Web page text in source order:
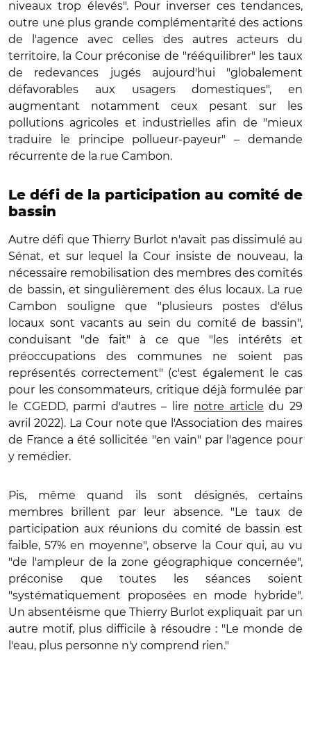
niveaux trop élevés". Pour inverser ces tendances,
outre une plus grande complémentarité des actions
de l'agence avec celles des autres acteurs du
territoire, la Cour préconise de "rééquilibrer" les taux
de redevances jugés aujourd'hui "globalement
défavorables aux usagers domestiques", en
augmentant notamment ceux pesant sur les
pollutions agricoles et industrielles afin de "mieux
traduire le principe pollueur-payeur" – demande
récurrente de la rue Cambon.
Le défi de la participation au comité de
bassin
Autre défi que Thierry Burlot n'avait pas dissimulé au
Sénat, et sur lequel la Cour insiste de nouveau, la
nécessaire remobilisation des membres des comités
de bassin, et singulièrement des élus locaux. La rue
Cambon souligne que "plusieurs postes d'élus
locaux sont vacants au sein du comité de bassin",
conduisant "de fait" à ce que "les intérêts et
préoccupations des communes ne soient pas
représentés correctement" (c'est également le cas
pour les consommateurs, critique déjà formulée par
le CGEDD, parmi d'autres – lire notre article du 29
avril 2022). La Cour note que l'Association des maires
de France a été sollicitée "en vain" par l'agence pour
y remédier.
Pis, même quand ils sont désignés, certains
membres brillent par leur absence. "Le taux de
participation aux réunions du comité de bassin est
faible, 57% en moyenne", observe la Cour qui, au vu
"de l'ampleur de la zone géographique concernée",
préconise que toutes les séances soient
"systématiquement proposées en mode hybride".
Un absentéisme que Thierry Burlot expliquait par un
autre motif, plus difficile à résoudre : "Le monde de
l'eau, plus personne n'y comprend rien."